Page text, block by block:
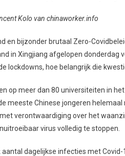
Kolo van chinaworker.info
en bijzonder brutaal Zero-
in Xingjiang afgelopen
lockdowns, hoe belangrijk die
op meer dan 80 universiteiten in
meeste Chinese jongeren
verontwaardiging over het
virus volledig te stoppen.
dagelijkse infecties met